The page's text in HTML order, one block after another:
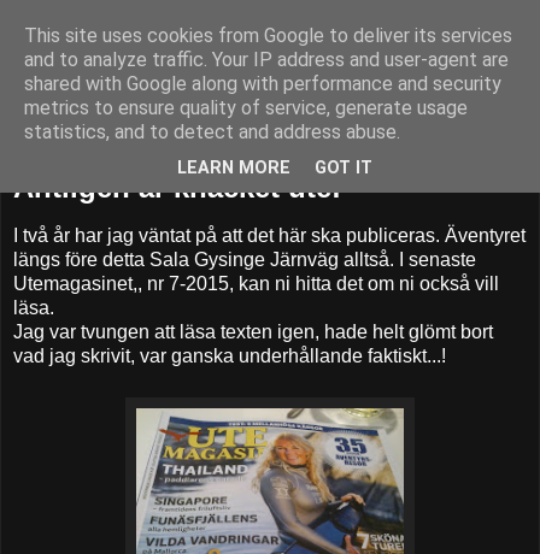
52adventures
Äntligen är knäcket ute!
I två år har jag väntat på att det här ska publiceras. Äventyret
längs före detta Sala Gysinge Järnväg alltså. I senaste
Utemagasinet,, nr 7-2015, kan ni hitta det om ni också vill
läsa.
Jag var tvungen att läsa texten igen, hade helt glömt bort
vad jag skrivit, var ganska underhållande faktiskt...!
This site uses cookies from Google to deliver its services
and to analyze traffic. Your IP address and user-agent are
shared with Google along with performance and security
metrics to ensure quality of service, generate usage
statistics, and to detect and address abuse.
LEARN MORE GOT IT